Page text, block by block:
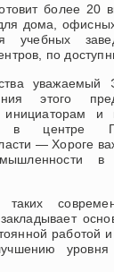
более 20
дома,
учебных
по
этого
инициаторам и
в центре
— Хороге
таких
работой